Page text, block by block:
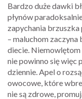
Bardzo duże dawki
płynów
zapychania
– maluchom zaczyna
diecie.
nie powinno się więc
dziennie. Apel o
owocowe, które
nie są zdrowe,